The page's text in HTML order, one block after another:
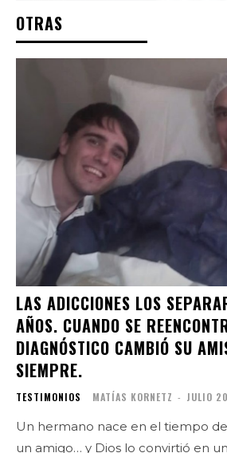
OTRAS
LAS ADICCIONES LOS
AÑOS. CUANDO SE
DIAGNÓSTICO CAMBIÓ SU
SIEMPRE.
TESTIMONIOS MATÍAS KORNETZ - JULIO
Un hermano nace en el tiempo de la
un amigo… y Dios lo convirtió en un